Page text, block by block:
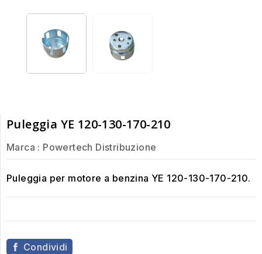
Puleggia YE 120-130-170-210
Marca : Powertech Distribuzione
Puleggia per motore a benzina YE 120-130-170-210.
Condividi